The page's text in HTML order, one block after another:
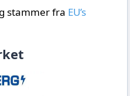
stammer fra EU’s